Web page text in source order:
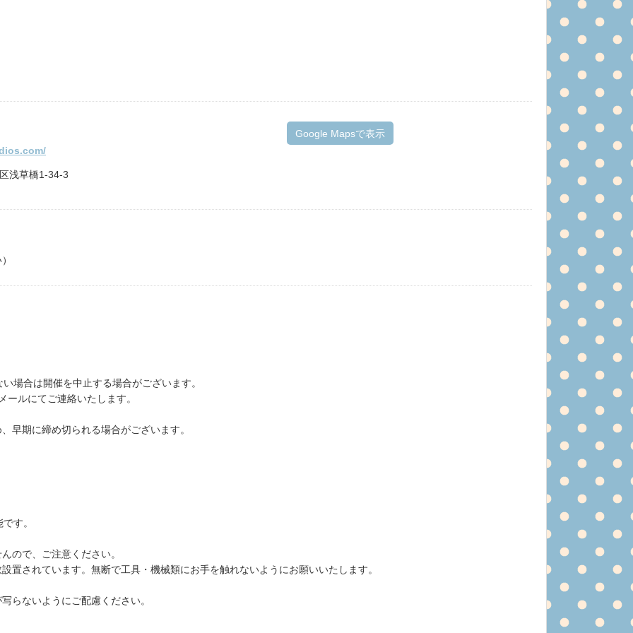
浅草橋1-34-3
Google Mapsで表示
合は開催を中止する場合がございます。
ルにてご連絡いたします。
早期に締め切られる場合がございます。
す。
ので、ご注意ください。
置されています。無断で工具・機械類にお手を触れないようにお願いいたします。
らないようにご配慮ください。